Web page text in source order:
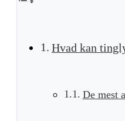
Hvad kan
De mest